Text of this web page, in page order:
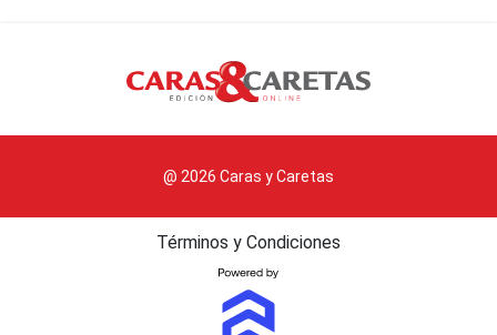
@ 2026 Caras y Caretas
Términos y Condiciones